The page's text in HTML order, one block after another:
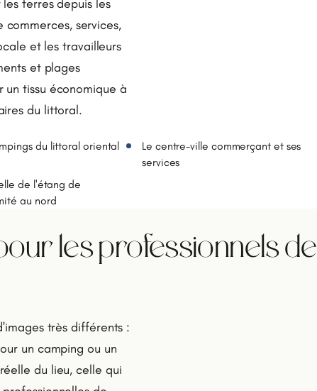
terres depuis les
commerces, services,
et les travailleurs
et plages
un tissu économique à
du littoral.
du littoral oriental
Le centre-ville commerçant et ses
services
de l'étang de
au nord
les professionnels de
très différents :
un camping ou un
du lieu, celle qui